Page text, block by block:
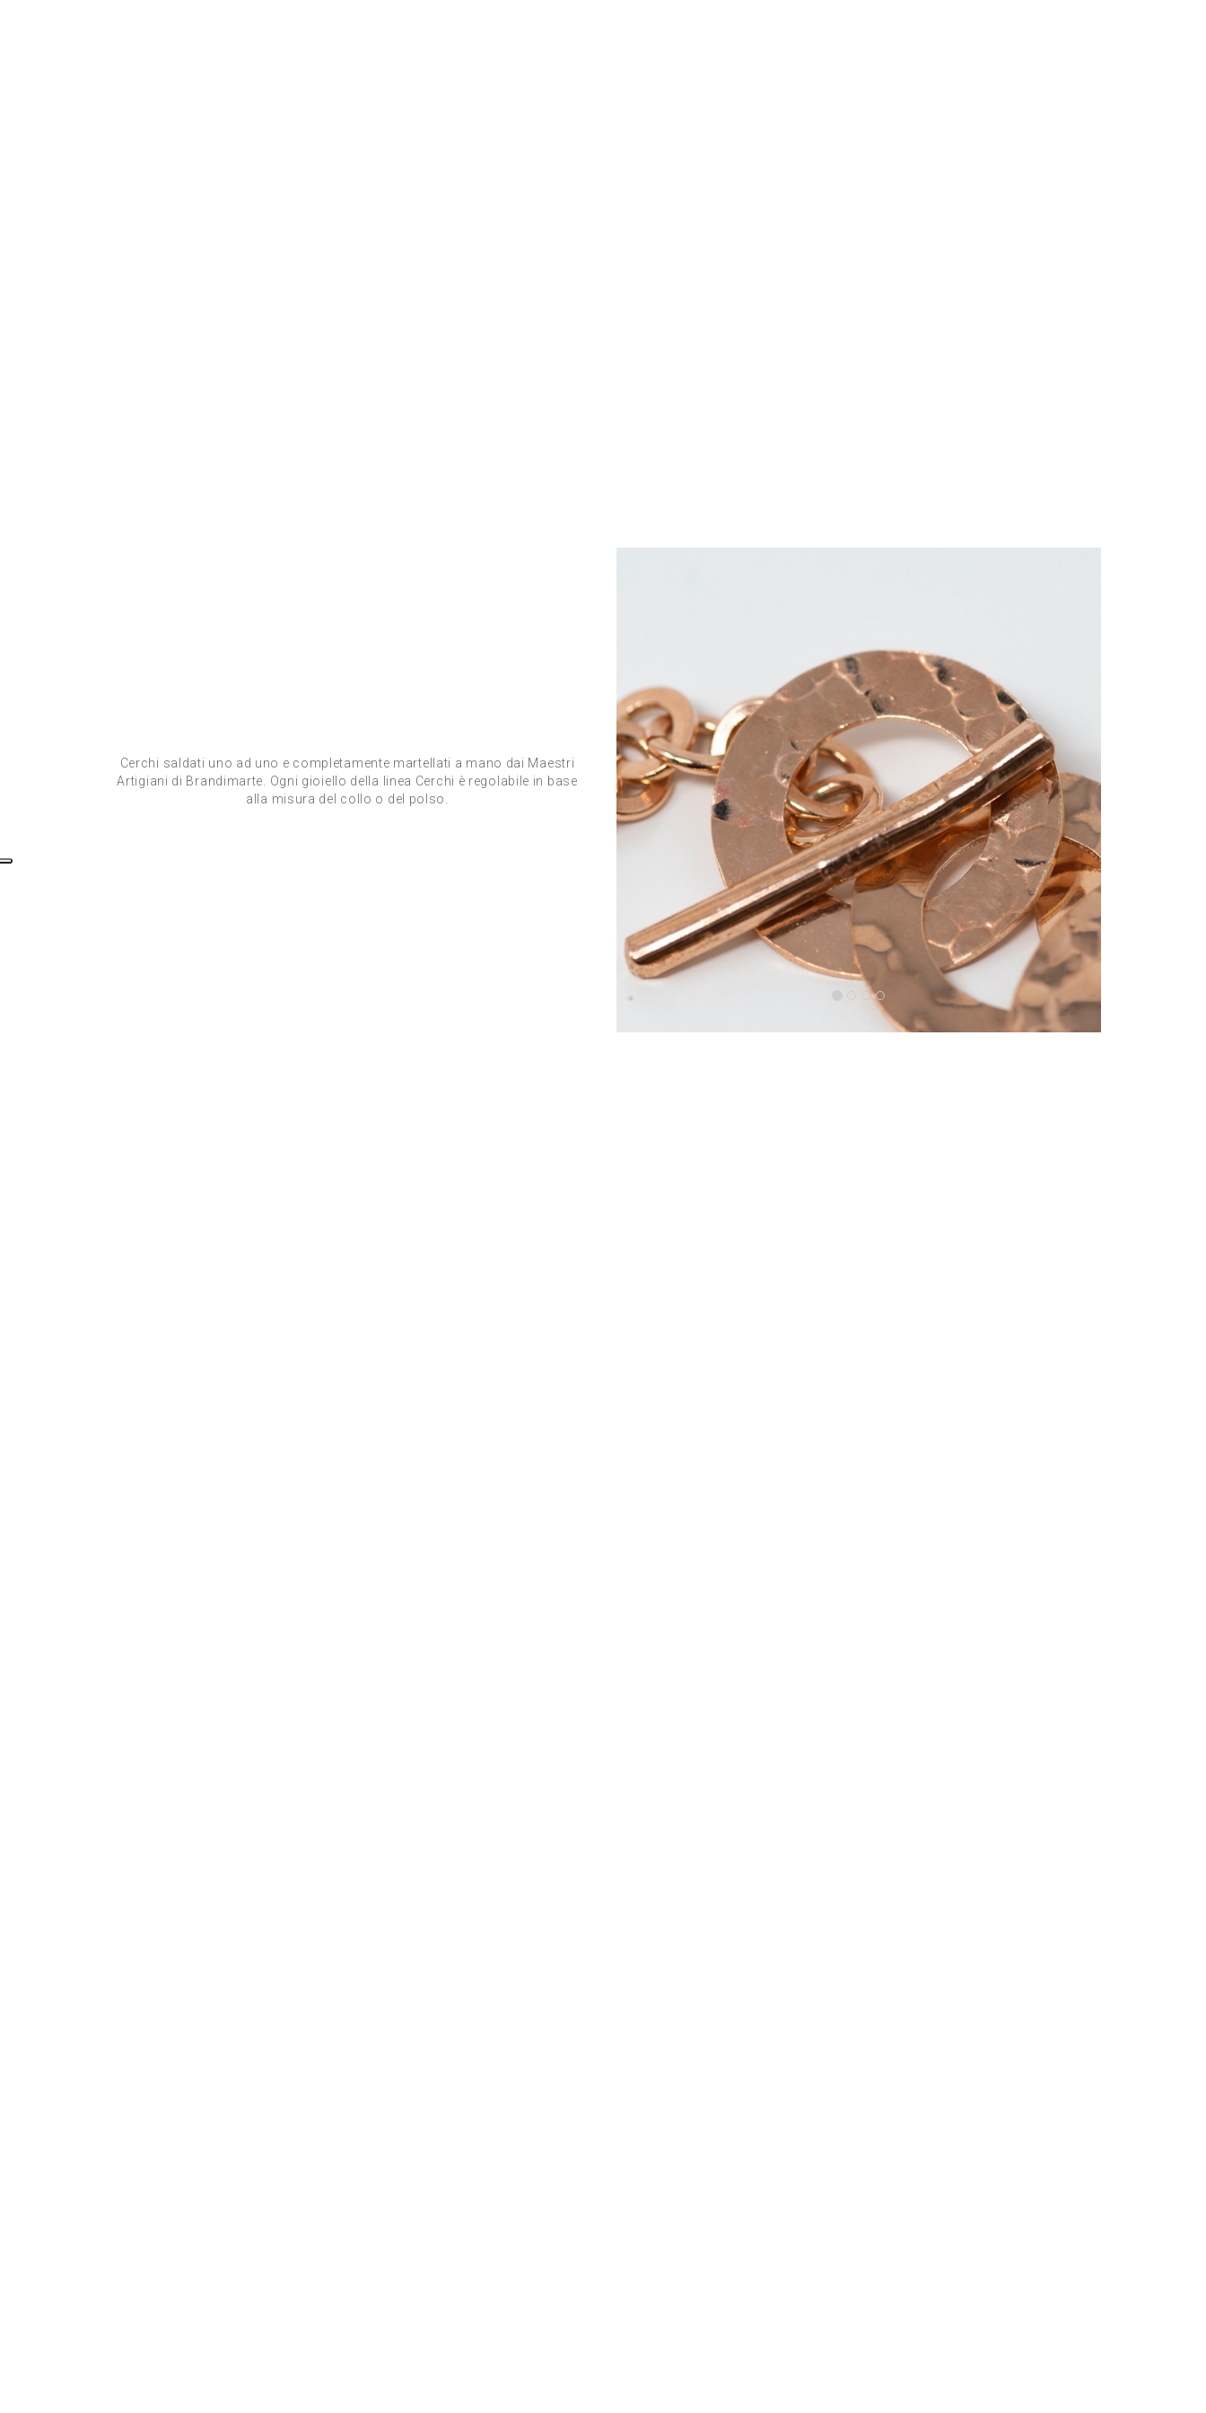
Cerchi saldati uno ad uno e completamente martellati a mano dai Maestri
Artigiani di Brandimarte. Ogni gioiello della linea Cerchi è regolabile in base
alla misura del collo o del polso.